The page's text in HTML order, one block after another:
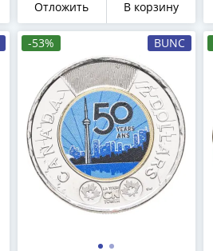
Отложить В корзину
-53% BUNC